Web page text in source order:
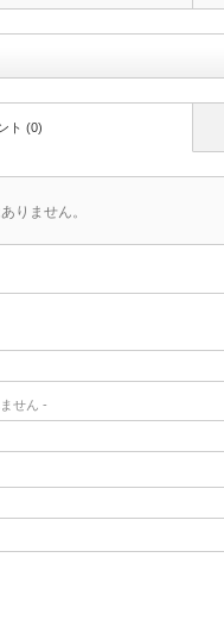
ト (0)
りません。
せん -